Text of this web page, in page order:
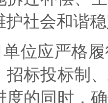
护社会和谐
应严格履
招标投标制
度的同时，